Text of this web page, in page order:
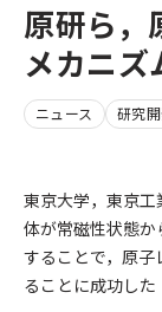
原研ら，
メカニズ
ニュース 研究
東京大学，東京
体が常磁性状態
することで，原
ることに成功した